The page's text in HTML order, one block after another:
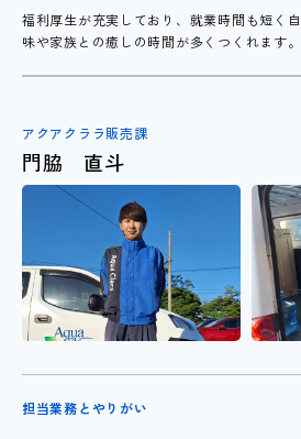
福利厚生が充実しており、就業時間も短く
味や家族との癒しの時間が多くつくれます。
アクアクララ販売課
門脇 直斗
担当業務とやりがい